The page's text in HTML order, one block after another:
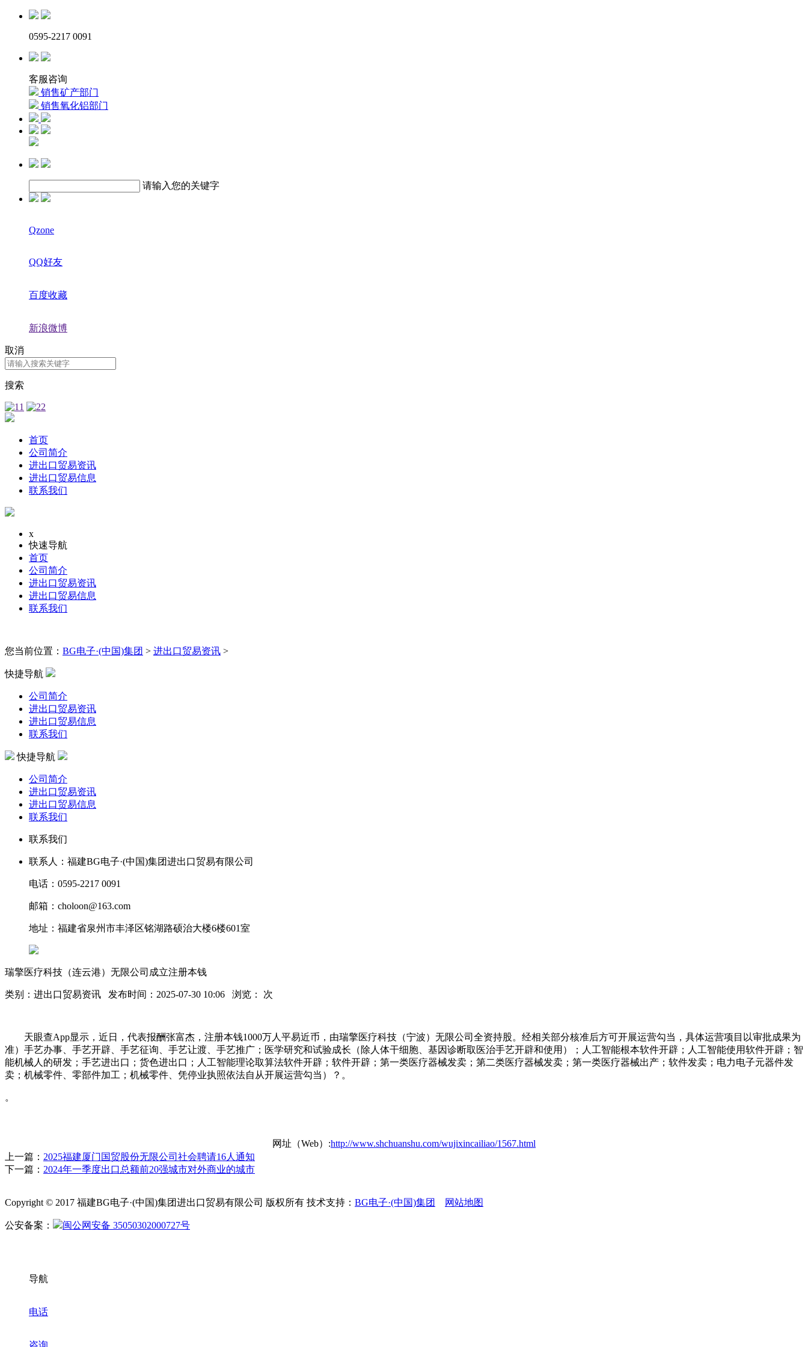
0595-2217 0091
客服咨询
销售矿产部门
销售氧化铝部门
请输入您的关键字
Qzone
QQ好友
百度收藏
新浪微博
取消
搜索
首页
公司简介
进出口贸易资讯
进出口贸易信息
联系我们
x
快速导航
首页
公司简介
进出口贸易资讯
进出口贸易信息
联系我们
您当前位置： BG电子·(中国)集团 > 进出口贸易资讯 >
快捷导航
公司简介
进出口贸易资讯
进出口贸易信息
联系我们
快捷导航
公司简介
进出口贸易资讯
进出口贸易信息
联系我们
联系我们
联系人：福建BG电子·(中国)集团进出口贸易有限公司
电话：0595-2217 0091
邮箱：choloon@163.com
地址：福建省泉州市丰泽区铭湖路硕治大楼6楼601室
瑞擎医疗科技（连云港）无限公司成立注册本钱
类别：进出口贸易资讯 发布时间：2025-07-30 10:06 浏览： 次
天眼查App显示，近日，代表报酬张富杰，注册本钱1000万人平易近币，由瑞擎医疗科技（宁波）无限公司全资持股。经相关部分核准后方可开展运营勾当，具体运营项目以审批成果为
准）手艺办事、手艺开辟、手艺征询、手艺让渡、手艺推广；医学研究和试验成长（除人体干细胞、基因诊断取医治手艺开辟和使用）；人工智能根本软件开辟；人工智能使用软件开辟；智
能机械人的研发；手艺进出口；货色进出口；人工智能理论取算法软件开辟；软件开辟；第一类医疗器械发卖；第二类医疗器械发卖；第一类医疗器械出产；软件发卖；电力电子元器件发
卖；机械零件、零部件加工；机械零件、凭停业执照依法自从开展运营勾当）？。
。
网址（Web）:http://www.shchuanshu.com/wujixincailiao/1567.html
上一篇： 2025福建厦门国贸股份无限公司社会聘请16人通知
下一篇： 2024年一季度出口总额前20强城市对外商业的城市
Copyright © 2017 福建BG电子·(中国)集团进出口贸易有限公司 版权所有 技术支持： BG电子·(中国)集团 网站地图
公安备案： 闽公网安备 35050302000727号
导航
电话
咨询